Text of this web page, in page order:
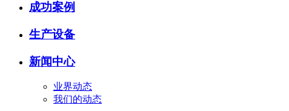
成功案例
生产设备
新闻中心
业界动态
我们的动态